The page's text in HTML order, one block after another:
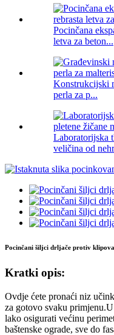
Pocinčana
letva za beton...
Konstrukcijski
perla za p...
Laboratorijska
veličina od
Pocinčani šiljci drljače protiv klipova
Kratki opis:
Ovdje ćete pronaći niz
za gotovo svaku
lako osigurati većinu
baštenske ograde, sve do